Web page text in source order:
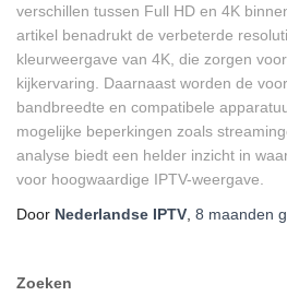
verschillen tussen Full HD en 4K
artikel benadrukt de verbeterde
kleurweergave van 4K, die zorgen
kijkervaring. Daarnaast worden de
bandbreedte en compatibele
mogelijke beperkingen zoals
analyse biedt een helder inzicht in
voor hoogwaardige IPTV-weergave.
Door Nederlandse IPTV 8 maanden
Zoeken